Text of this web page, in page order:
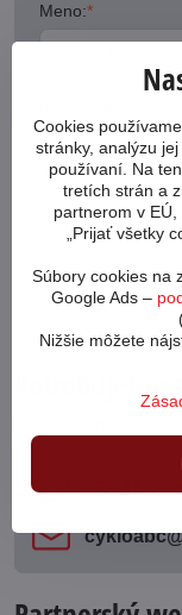
Meno:*
(Povinné)
Potrebujete
053 4413
Cookies
stránky, analýzu
používaní. Na
tretích strán a
partnerom v
„Prijať všetky
Súbory cookies na
Google Ads –
Nižšie môžete